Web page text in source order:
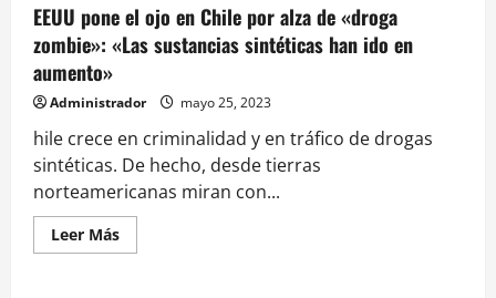
EEUU pone el ojo en Chile por alza de «droga
zombie»: «Las sustancias sintéticas han ido en
aumento»
Administrador mayo 25, 2023
hile crece en criminalidad y en tráfico de drogas
sintéticas. De hecho, desde tierras
norteamericanas miran con...
Leer MásLeer
más